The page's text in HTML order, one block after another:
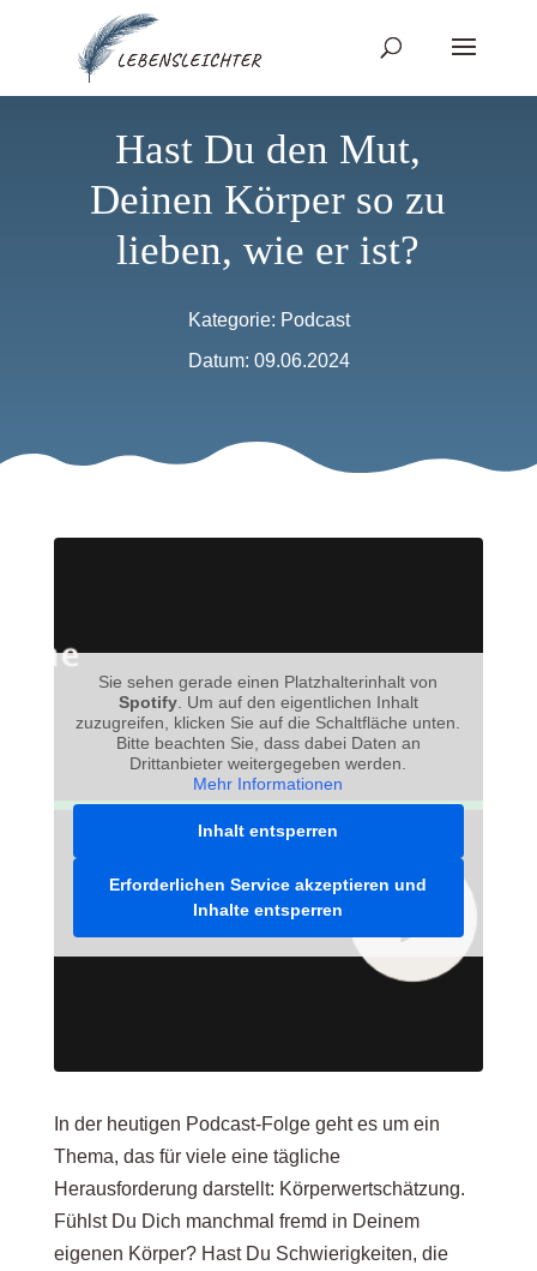
Hast Du den Mut,
Deinen Körper so zu
lieben, wie er ist?
Kategorie: Podcast
Datum: 09.06.2024
Sie sehen gerade einen Platzhalterinhalt von
Spotify. Um auf den eigentlichen Inhalt
zuzugreifen, klicken Sie auf die Schaltfläche unten.
Bitte beachten Sie, dass dabei Daten an
Drittanbieter weitergegeben werden.
Mehr Informationen
Inhalt entsperren
Erforderlichen Service akzeptieren und
Inhalte entsperren
In der heutigen Podcast-Folge geht es um ein
Thema, das für viele eine tägliche
Herausforderung darstellt: Körperwertschätzung.
Fühlst Du Dich manchmal fremd in Deinem
eigenen Körper? Hast Du Schwierigkeiten, die